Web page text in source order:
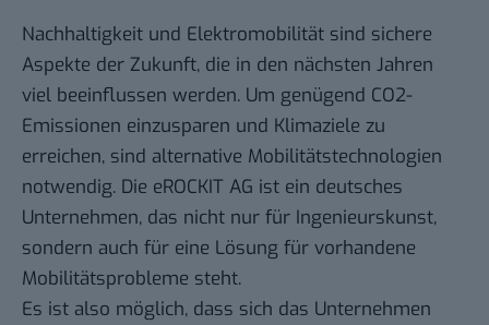
Nachhaltigkeit und Elektromobilität sind sichere
Aspekte der Zukunft, die in den nächsten Jahren
viel beeinflussen werden. Um genügend CO2-
Emissionen einzusparen und Klimaziele zu
erreichen, sind alternative Mobilitätstechnologien
notwendig. Die eROCKIT AG ist ein deutsches
Unternehmen, das nicht nur für Ingenieurskunst,
sondern auch für eine Lösung für vorhandene
Mobilitätsprobleme steht.
Es ist also möglich, dass sich das Unternehmen